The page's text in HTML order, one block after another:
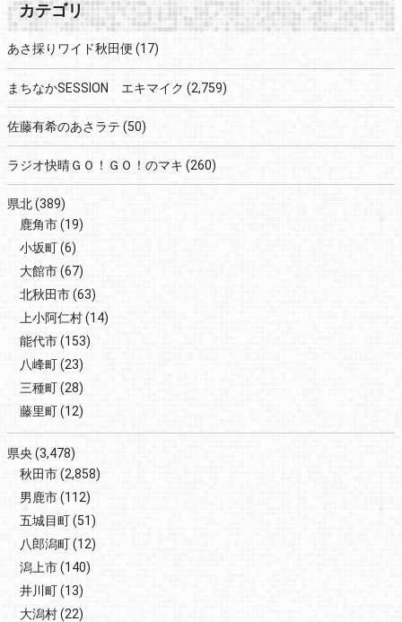
カテゴリ
あさ採りワイド秋田便 (17)
まちなかSESSION エキマイク (2,759)
佐藤有希のあさラテ (50)
ラジオ快晴ＧＯ！ＧＯ！のマキ (260)
県北(389)
鹿角市(19)
小坂町(6)
大館市(67)
北秋田市(63)
上小阿仁村(14)
能代市(153)
八峰町(23)
三種町(28)
藤里町(12)
県央(3,478)
秋田市(2,858)
男鹿市(112)
五城目町(51)
八郎潟町(12)
潟上市(140)
井川町(13)
大潟村(22)